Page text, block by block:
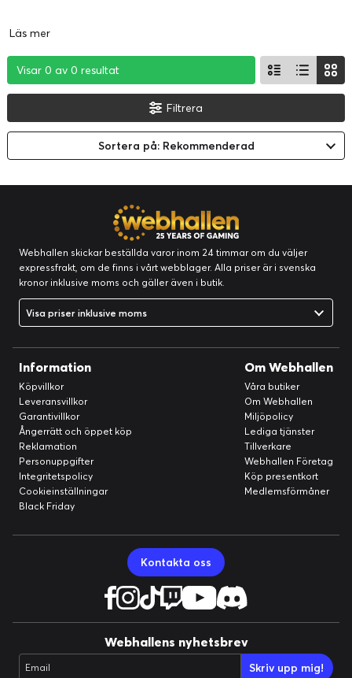
Läs mer
Visar 0 av 0 resultat
Visar 0 av 0 resultat
Visar 0 av 0 resultat
Filtrera
Sortera på: Rekommenderad
Webhallen skickar beställda varor inom 24 timmar om du väljer
expressfrakt, om de finns i vårt webblager. Alla priser är i svenska
kronor inklusive moms och gäller även i butik.
Visa priser inklusive moms
Information
Köpvillkor
Leveransvillkor
Garantivillkor
Ångerrätt och öppet köp
Reklamation
Personuppgifter
Integritetspolicy
Cookieinställningar
Black Friday
Om Webhallen
Våra butiker
Om Webhallen
Miljöpolicy
Lediga tjänster
Tillverkare
Webhallen Företag
Köp presentkort
Medlemsförmåner
Kontakta oss
Webhallens nyhetsbrev
Email Skriv upp mig!